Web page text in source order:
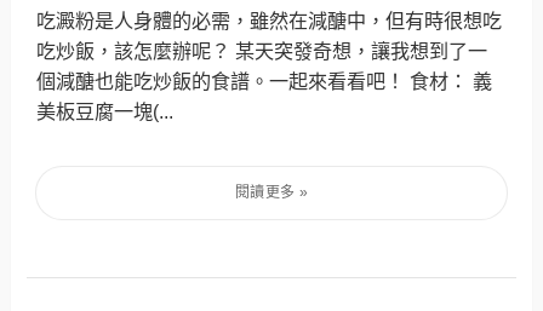
吃澱粉是人身體的必需，雖然在減醣中，但有時很想吃
吃炒飯，該怎麼辦呢？ 某天突發奇想，讓我想到了一
個減醣也能吃炒飯的食譜。一起來看看吧！ 食材： 義
美板豆腐一塊(...